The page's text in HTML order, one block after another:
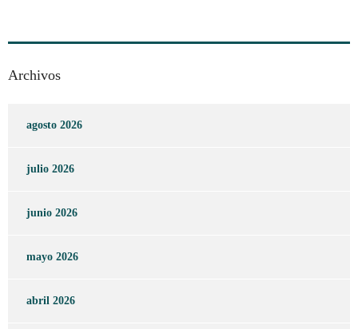
Archivos
agosto 2026
julio 2026
junio 2026
mayo 2026
abril 2026